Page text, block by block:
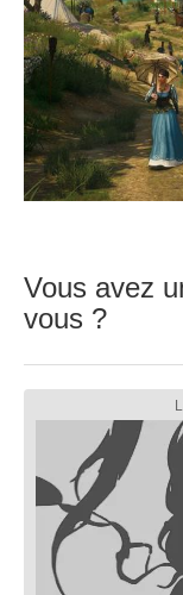
Vous avez
vous ?